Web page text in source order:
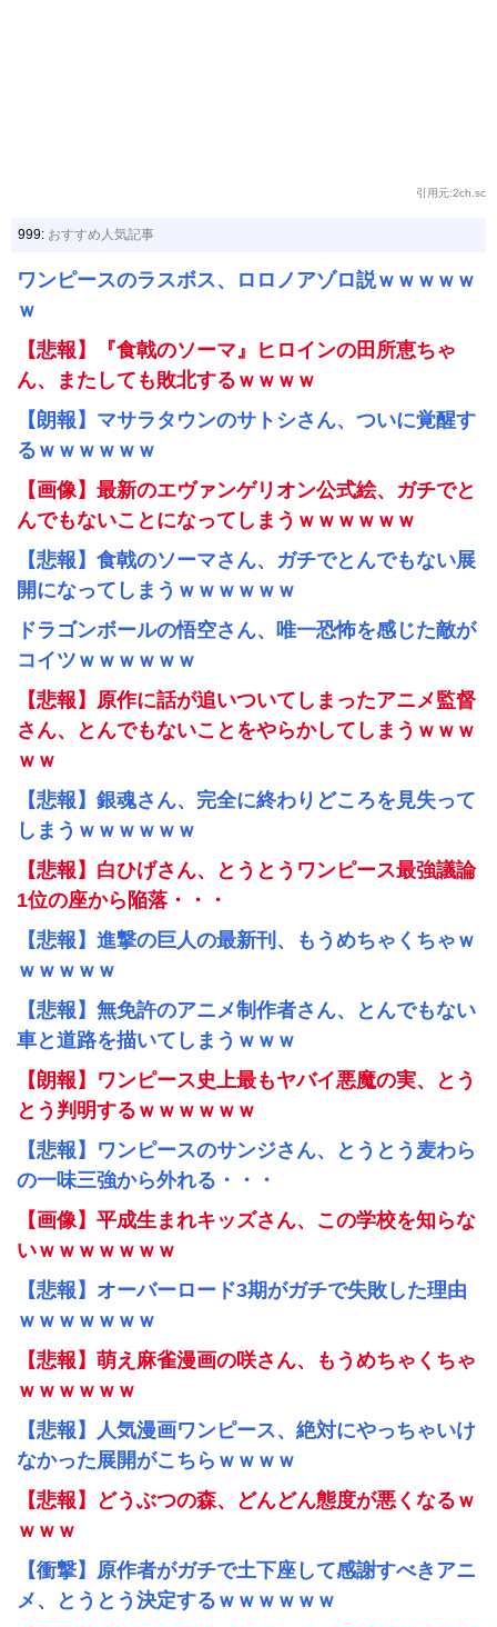
引用元:2ch.sc
999: おすすめ人気記事
ワンピースのラスボス、ロロノアゾロ説ｗｗｗｗｗ
ｗ
【悲報】『食戟のソーマ』ヒロインの田所恵ちゃ
ん、またしても敗北するｗｗｗｗ
【朗報】マサラタウンのサトシさん、ついに覚醒す
るｗｗｗｗｗｗ
【画像】最新のエヴァンゲリオン公式絵、ガチでと
んでもないことになってしまうｗｗｗｗｗｗ
【悲報】食戟のソーマさん、ガチでとんでもない展
開になってしまうｗｗｗｗｗｗ
ドラゴンボールの悟空さん、唯一恐怖を感じた敵が
コイツｗｗｗｗｗｗ
【悲報】原作に話が追いついてしまったアニメ監督
さん、とんでもないことをやらかしてしまうｗｗｗ
ｗｗ
【悲報】銀魂さん、完全に終わりどころを見失って
しまうｗｗｗｗｗｗ
【悲報】白ひげさん、とうとうワンピース最強議論
1位の座から陥落・・・
【悲報】進撃の巨人の最新刊、もうめちゃくちゃｗ
ｗｗｗｗｗ
【悲報】無免許のアニメ制作者さん、とんでもない
車と道路を描いてしまうｗｗｗ
【朗報】ワンピース史上最もヤバイ悪魔の実、とう
とう判明するｗｗｗｗｗｗ
【悲報】ワンピースのサンジさん、とうとう麦わら
の一味三強から外れる・・・
【画像】平成生まれキッズさん、この学校を知らな
いｗｗｗｗｗｗｗ
【悲報】オーバーロード3期がガチで失敗した理由
ｗｗｗｗｗｗｗ
【悲報】萌え麻雀漫画の咲さん、もうめちゃくちゃ
ｗｗｗｗｗｗ
【悲報】人気漫画ワンピース、絶対にやっちゃいけ
なかった展開がこちらｗｗｗｗ
【悲報】どうぶつの森、どんどん態度が悪くなるｗ
ｗｗｗ
【衝撃】原作者がガチで土下座して感謝すべきアニ
メ、とうとう決定するｗｗｗｗｗｗ